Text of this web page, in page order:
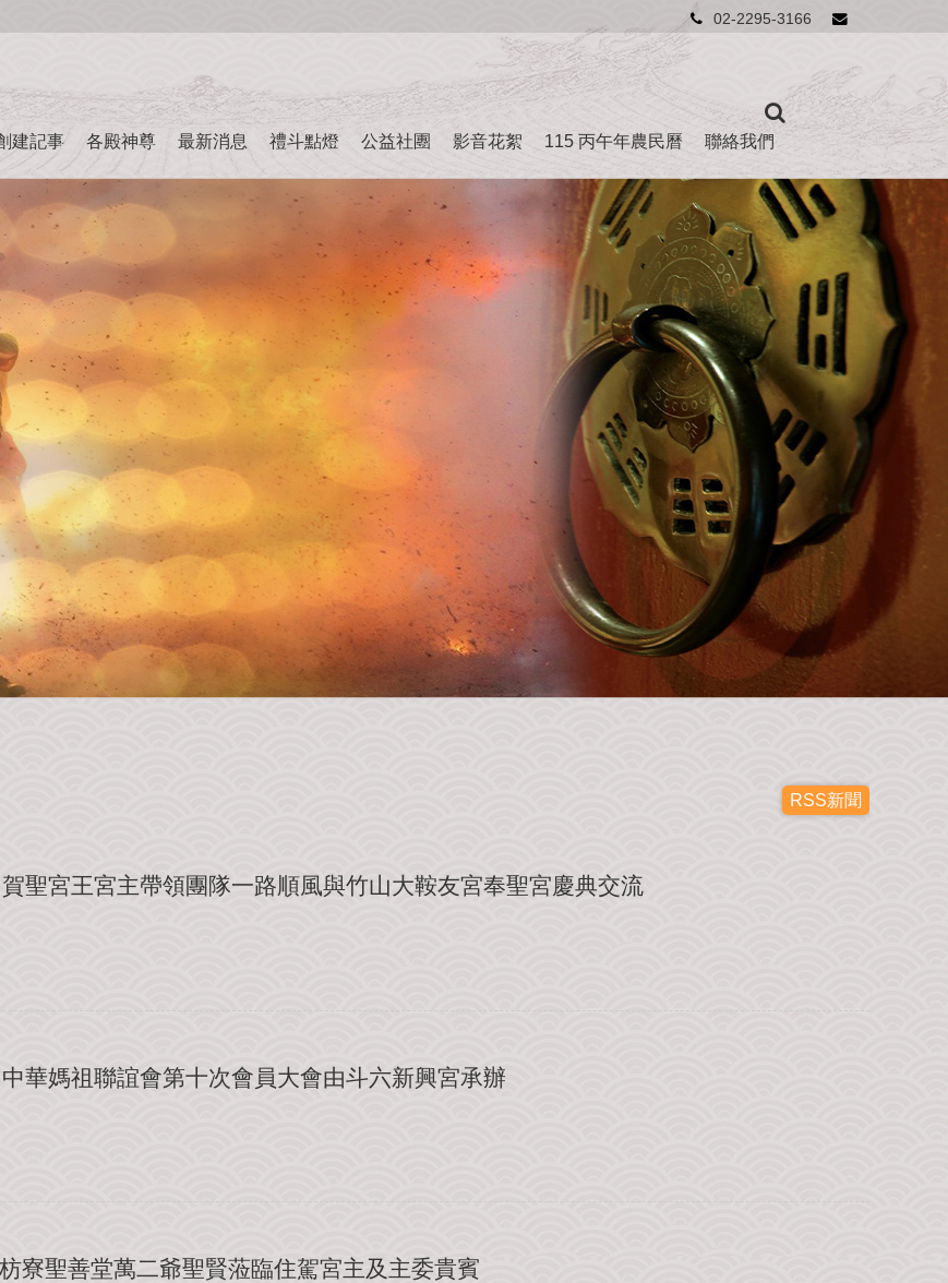
02-2295-3166
建記事 各殿神尊 最新消息 禮斗點燈 公益社團 影音花絮 115 丙午年農民曆 聯絡我們
RSS新聞
聖宮王宮主帶領團隊一路順風與竹山大鞍友宮奉聖宮慶典交流
華媽祖聯誼會第十次會員大會由斗六新興宮承辦
寮聖善堂萬二爺聖賢蒞臨住駕宮主及主委貴賓